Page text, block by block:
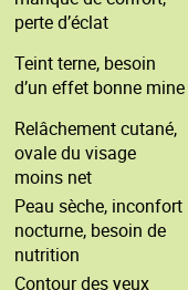
perte d’éclat
Teint terne, besoin
d’un effet bonne mine
Relâchement cutané,
ovale du visage
moins net
Peau sèche, inconfort
nocturne, besoin de
nutrition
Contour des yeux